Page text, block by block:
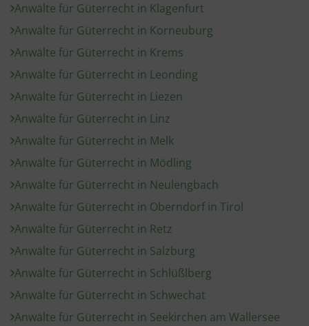
Anwälte für Güterrecht in Klagenfurt
Anwälte für Güterrecht in Korneuburg
Anwälte für Güterrecht in Krems
Anwälte für Güterrecht in Leonding
Anwälte für Güterrecht in Liezen
Anwälte für Güterrecht in Linz
Anwälte für Güterrecht in Melk
Anwälte für Güterrecht in Mödling
Anwälte für Güterrecht in Neulengbach
Anwälte für Güterrecht in Oberndorf in Tirol
Anwälte für Güterrecht in Retz
Anwälte für Güterrecht in Salzburg
Anwälte für Güterrecht in Schlüßlberg
Anwälte für Güterrecht in Schwechat
Anwälte für Güterrecht in Seekirchen am Wallersee